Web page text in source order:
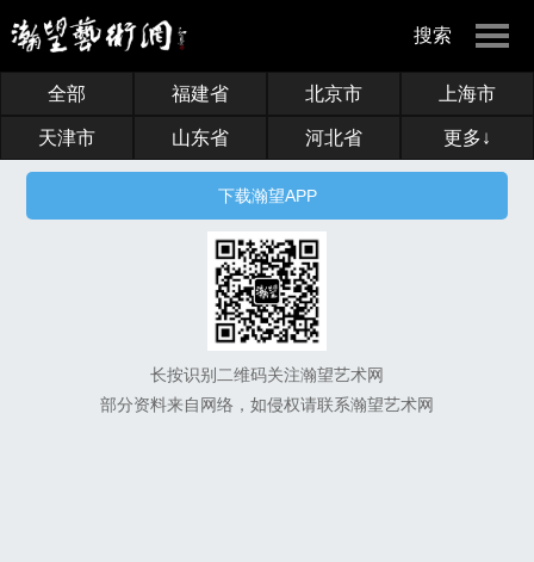
搜索
全部 福建省 北京市 上海市
天津市 山东省 河北省 更多↓
下载瀚望APP
长按识别二维码关注瀚望艺术网
部分资料来自网络，如侵权请联系瀚望艺术网